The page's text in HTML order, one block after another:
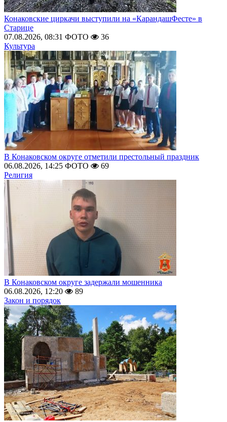
Конаковские циркачи выступили на «КарандашФесте» в
Старице
07.08.2026, 08:31 ФОТО
36
Культура
В Конаковском округе отметили престольный праздник
06.08.2026, 14:25 ФОТО
69
Религия
В Конаковском округе задержали мошенника
06.08.2026, 12:20
89
Закон и порядок